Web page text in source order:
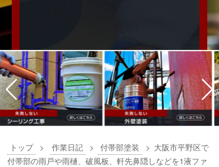
トップ > 作業日記 > 付帯部塗装 > 大阪市平野区で
付帯部の雨戸や雨樋、破風板、軒先鼻隠しなどを1液ファ